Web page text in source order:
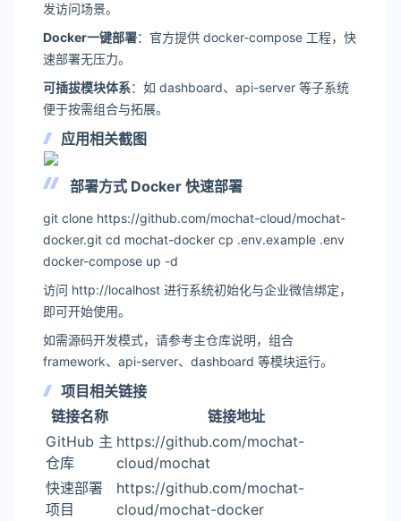
发访问场景。
Docker一键部署：官方提供 docker-compose 工程，快
速部署无压力。
可插拔模块体系：如 dashboard、api-server 等子系统
便于按需组合与拓展。
应用相关截图
部署方式 Docker 快速部署
git clone https://github.com/mochat-cloud/mochat-
docker.git cd mochat-docker cp .env.example .env
docker-compose up -d
访问 http://localhost 进行系统初始化与企业微信绑定，
即可开始使用。
如需源码开发模式，请参考主仓库说明，组合
framework、api-server、dashboard 等模块运行。
项目相关链接
链接名称
链接地址
GitHub 主
仓库
https://github.com/mochat-
cloud/mochat
快速部署
项目
https://github.com/mochat-
cloud/mochat-docker